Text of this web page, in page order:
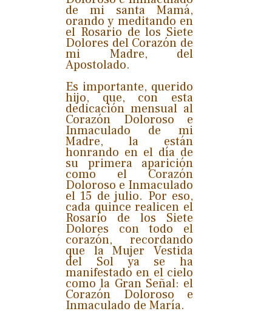
de mi santa Mamá,
orando y meditando en
el Rosario de los Siete
Dolores del Corazón de
mi Madre, del
Apostolado.
Es importante, querido
hijo, que, con esta
dedicación mensual al
Corazón Doloroso e
Inmaculado de mi
Madre, la están
honrando en el día de
su primera aparición
como el Corazón
Doloroso e Inmaculado
el 15 de julio. Por eso,
cada quince realicen el
Rosario de los Siete
Dolores con todo el
corazón, recordando
que la Mujer Vestida
del Sol ya se ha
manifestado en el cielo
como la Gran Señal: el
Corazón Doloroso e
Inmaculado de María.